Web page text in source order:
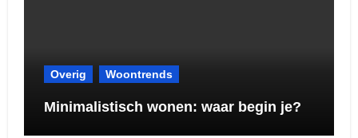
Overig Woontrends
Minimalistisch wonen: waar begin je?